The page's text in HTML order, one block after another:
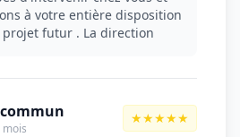
à votre entière disposition
futur . La direction
★★★★★